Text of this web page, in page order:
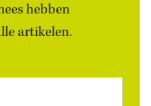
hebben
artikelen.